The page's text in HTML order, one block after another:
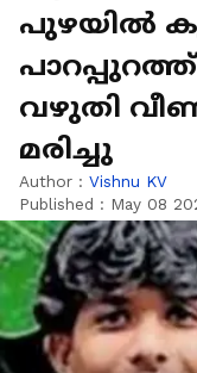
പുഴയിൽ
വഴുതി
മരിച്ചു
Author : Vishnu KV
Published : May 08